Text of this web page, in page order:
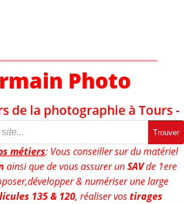
Photo
de la photographie à Tours -
Trouver
métiers: Vous conseiller sur du matériel
ainsi que de vous assurer unSAVde 1ere
& numériser une large
135 & 120, réaliser vostirages